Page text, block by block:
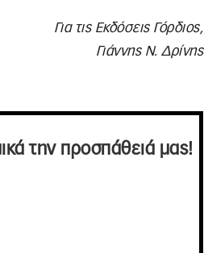
Για τις Εκδόσεις Γόρδιος,
Γιάννης Ν. Δρίνης
την προσπάθειά μας!